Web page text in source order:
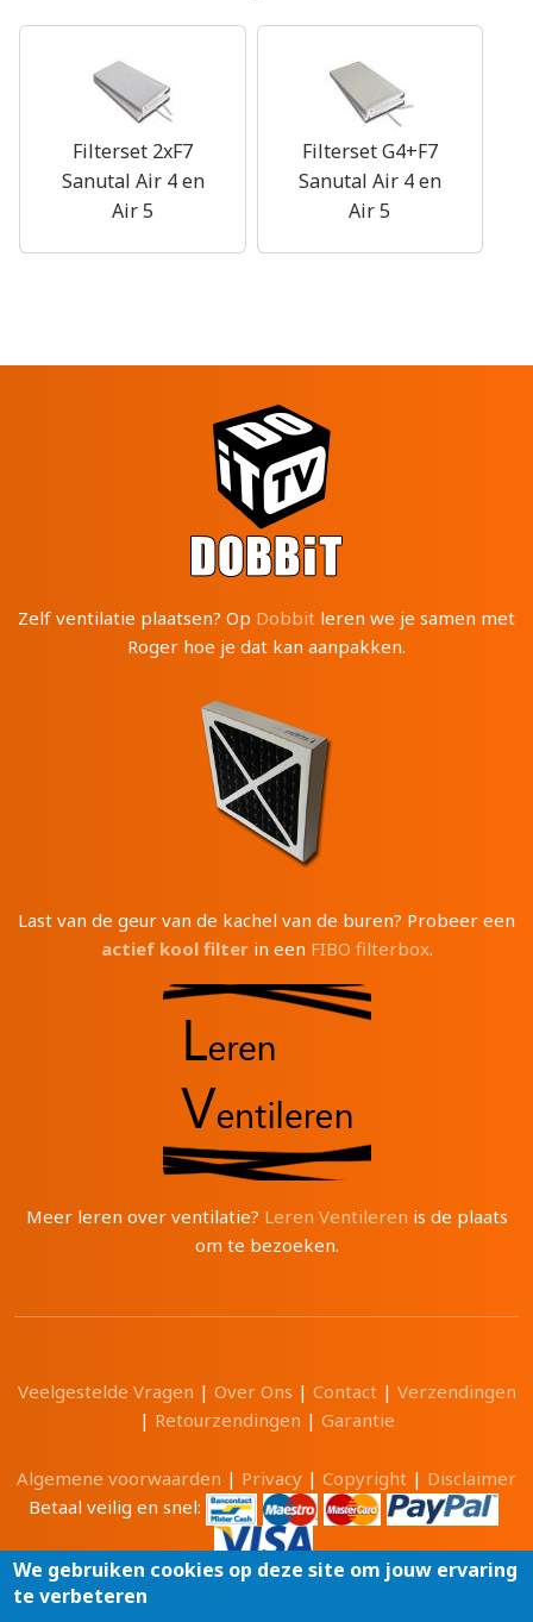
Filterset 2xF7
Sanutal Air 4 en
Air 5
Filterset G4+F7
Sanutal Air 4 en
Air 5
Zelf ventilatie plaatsen? Op Dobbit leren we je samen met
Roger hoe je dat kan aanpakken.
Last van de geur van de kachel van de buren? Probeer een
actief kool filterin een FIBO filterbox.
Meer leren over ventilatie? Leren Ventileren is de plaats
om te bezoeken.
Veelgestelde Vragen | Over Ons | Contact| Verzendingen
| Retourzendingen | Garantie
Algemene voorwaarden | Privacy | Copyright | Disclaimer
Betaal veilig en snel:
We gebruiken cookies op deze site om jouw ervaring
te verbeteren